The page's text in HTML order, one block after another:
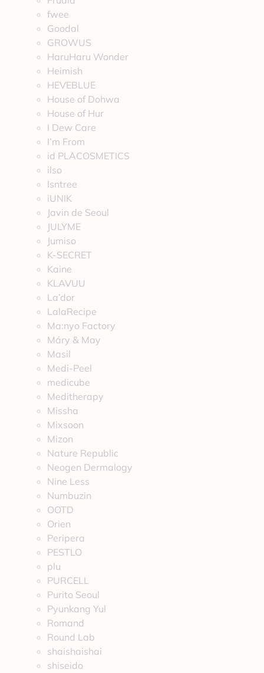
fwee
Goodal
GROWUS
HaruHaru Wonder
Heimish
HEVEBLUE
House of Dohwa
House of Hur
I Dew Care
I’m From
id PLACOSMETICS
ilso
Isntree
iUNIK
Javin de Seoul
JULYME
Jumiso
K-SECRET
Kaine
KLAVUU
La’dor
LalaRecipe
Ma:nyo Factory
Máry & May
Masil
Medi-Peel
medicube
Meditherapy
Missha
Mixsoon
Mizon
Nature Republic
Neogen Dermalogy
Nine Less
Numbuzin
OOTD
Orien
Peripera
PESTLO
plu
PURCELL
Purito Seoul
Pyunkang Yul
Romand
Round Lab
shaishaishai
shiseido